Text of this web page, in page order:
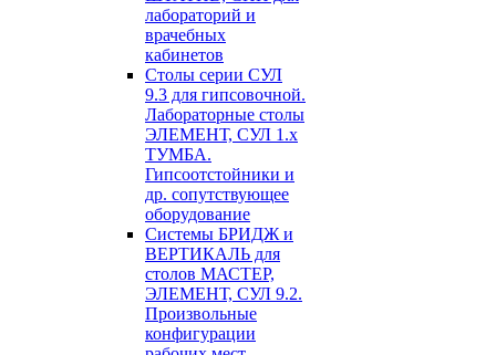
лабораторий и
врачебных
кабинетов
Столы серии СУЛ
9.3 для гипсовочной.
Лабораторные столы
ЭЛЕМЕНТ, СУЛ 1.х
ТУМБА.
Гипсоотстойники и
др. сопутствующее
оборудование
Системы БРИДЖ и
ВЕРТИКАЛЬ для
столов МАСТЕР,
ЭЛЕМЕНТ, СУЛ 9.2.
Произвольные
конфигурации